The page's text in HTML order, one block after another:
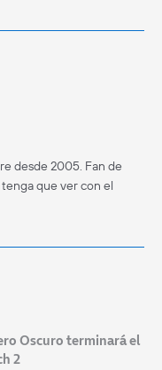
desde 2005. Fan de
que ver con el
Oscuro terminará el
2